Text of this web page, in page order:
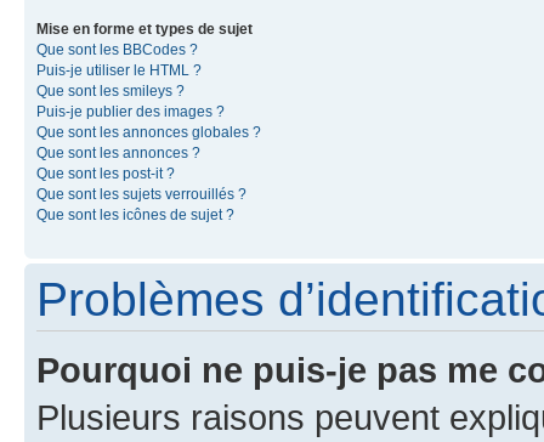
Mise en forme et types de sujet
Que sont les BBCodes ?
Puis-je utiliser le HTML ?
Que sont les smileys ?
Puis-je publier des images ?
Que sont les annonces globales ?
Que sont les annonces ?
Que sont les post-it ?
Que sont les sujets verrouillés ?
Que sont les icônes de sujet ?
Problèmes
Pourquoi ne puis-je pas me
Plusieurs raisons peuvent